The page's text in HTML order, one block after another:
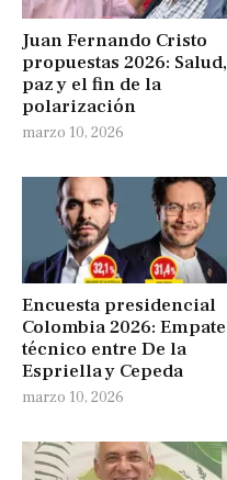
Juan Fernando Cristo
propuestas 2026: Salud,
paz y el fin de la
polarización
marzo 10, 2026
Encuesta presidencial
Colombia 2026: Empate
técnico entre De la
Espriella y Cepeda
marzo 10, 2026